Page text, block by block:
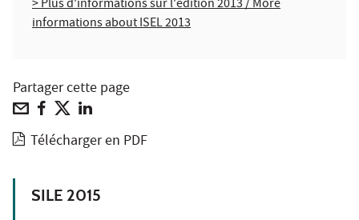
> Plus d'informations sur l'édition 2013 / More
informations about ISEL 2013
Partager cette page
Télécharger en PDF
SILE 2015